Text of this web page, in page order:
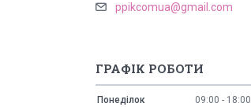
ppikcomua@gmail.com
ГРАФІК РОБОТИ
Понеділок 09:00 18:00